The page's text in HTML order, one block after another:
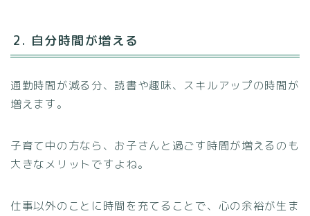
2. 自分時間が増える
通勤時間が減る分、読書や趣味、スキルアップの時間が
増えます。
子育て中の方なら、お子さんと過ごす時間が増えるのも
大きなメリットですよね。
仕事以外のことに時間を充てることで、心の余裕が生ま